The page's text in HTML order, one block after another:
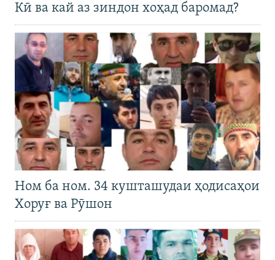
Кӣ ва кай аз зиндон хоҳад баромад?
Ном ба ном. 34 кушташудаи ҳодисаҳои
Хоруғ ва Рӯшон